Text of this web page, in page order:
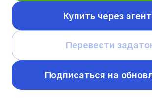
Купить через
Перевести
Подписаться на